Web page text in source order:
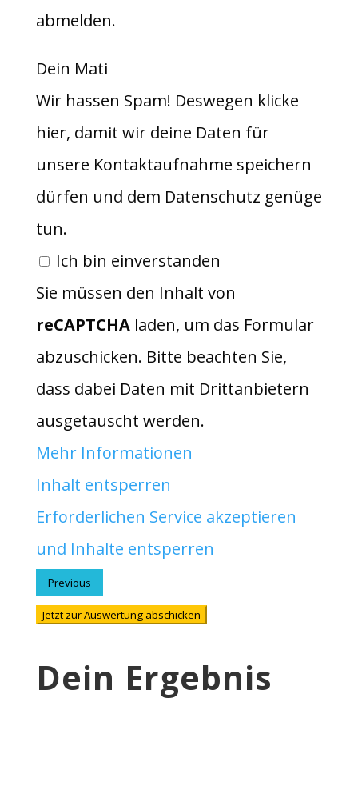
abmelden.
Dein Mati
Wir hassen Spam! Deswegen klicke
hier, damit wir deine Daten für
unsere Kontaktaufnahme speichern
dürfen und dem Datenschutz genüge
tun.
Ich bin einverstanden
Sie müssen den Inhalt von
reCAPTCHAladen, um das Formular
abzuschicken. Bitte beachten Sie,
dass dabei Daten mit Drittanbietern
ausgetauscht werden.
Mehr Informationen
Inhalt entsperren
Erforderlichen Service akzeptieren
und Inhalte entsperren
Previous
Jetzt zur Auswertung abschicken
Dein Ergebnis